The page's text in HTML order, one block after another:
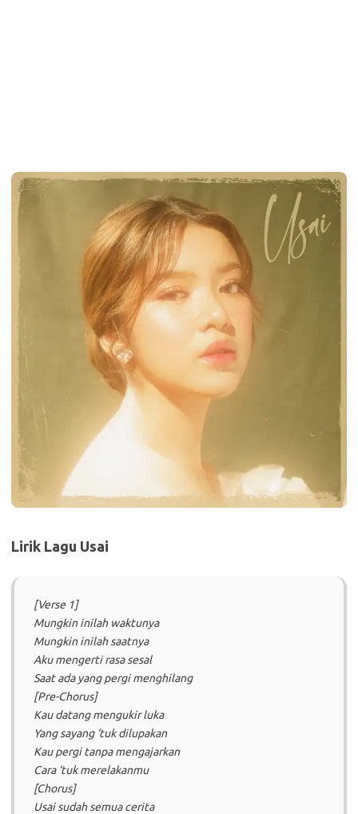
Lirik Lagu Usai
[Verse 1]
Mungkin inilah waktunya
Mungkin inilah saatnya
Aku mengerti rasa sesal
Saat ada yang pergi menghilang
[Pre-Chorus]
Kau datang mengukir luka
Yang sayang ‘tuk dilupakan
Kau pergi tanpa mengajarkan
Cara ‘tuk merelakanmu
[Chorus]
Usai sudah semua cerita